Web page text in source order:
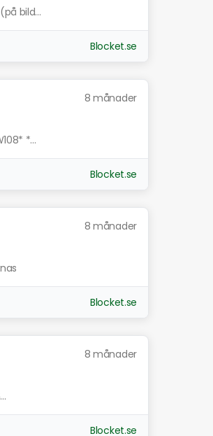
bild...
Blocket.se
8 månader
*...
Blocket.se
8 månader
Blocket.se
8 månader
Blocket.se